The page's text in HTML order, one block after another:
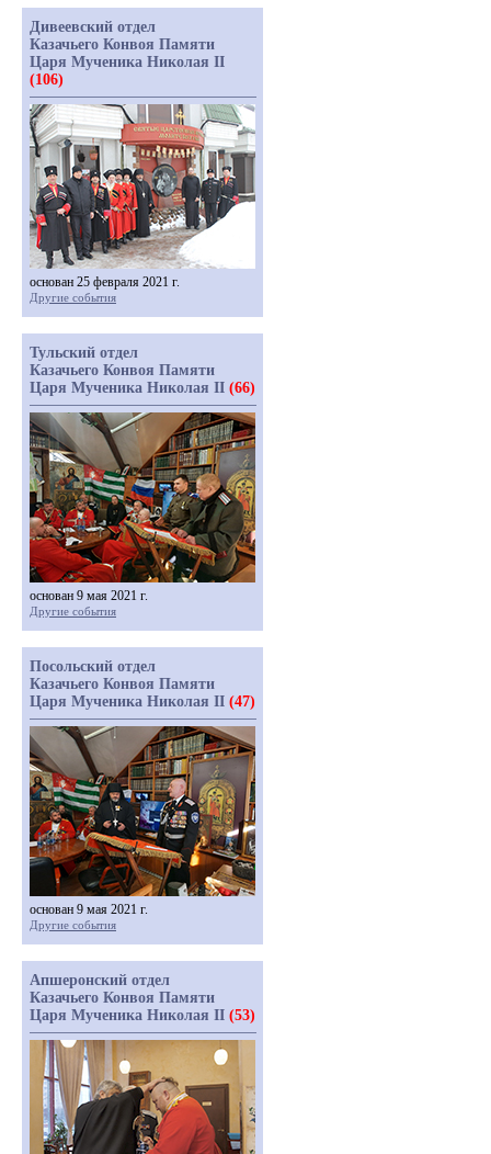
Дивеевский отдел
Казачьего Конвоя Памяти
Царя Мученика Николая II
(106)
основан 25 февраля 2021 г.
Другие события
Тульский отдел
Казачьего Конвоя Памяти
Царя Мученика Николая II (66)
основан 9 мая 2021 г.
Другие события
Посольский отдел
Казачьего Конвоя Памяти
Царя Мученика Николая II (47)
основан 9 мая 2021 г.
Другие события
Апшеронский отдел
Казачьего Конвоя Памяти
Царя Мученика Николая II (53)